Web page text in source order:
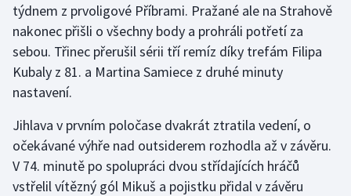
týdnem z prvoligové Příbrami. Pražané ale na Strahově
nakonec přišli o všechny body a prohráli potřetí za
sebou. Třinec přerušil sérii tří remíz díky trefám Filipa
Kubaly z 81. a Martina Samiece z druhé minuty
nastavení.
Jihlava v prvním poločase dvakrát ztratila vedení, o
očekávané výhře nad outsiderem rozhodla až v závěru.
V 74. minutě po spolupráci dvou střídajících hráčů
vstřelil vítězný gól Mikuš a pojistku přidal v závěru